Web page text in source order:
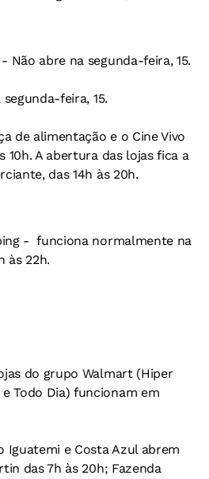
- Não abre na segunda-feira, 15.
feira, 15.
de alimentação e o Cine Vivo
A abertura das lojas fica a
das 14h às 20h.
- funciona normalmente na
das 9h às 22h.
do grupo Walmart (Hiper
Todo Dia) funcionam em
Iguatemi e Costa Azul abrem
das 7h às 20h; Fazenda